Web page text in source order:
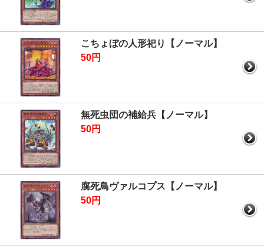
こちょぼの人形祀り【ノーマル】
50円
無死虫団の補給兵【ノーマル】
50円
腐死鳥ヴァルコプス【ノーマル】
50円